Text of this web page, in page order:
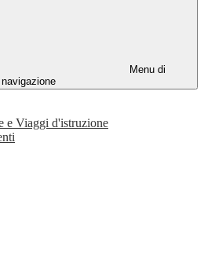
Menu di
navigazione
e Viaggi d'istruzione